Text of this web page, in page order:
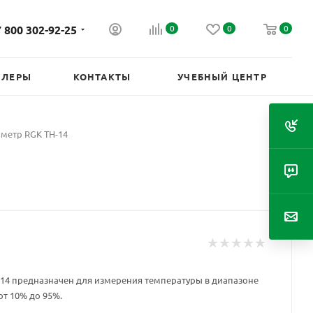
800 302-92-25 0 0 0
КОНТАКТЫ УЧЕБНЫЙ ЦЕНТР
RGK TH-14
предназначен для измерения температуры в диапазоне
10% до 95%.